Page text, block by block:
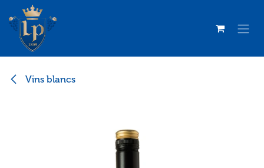
Se rendre au contenu
Vins blancs